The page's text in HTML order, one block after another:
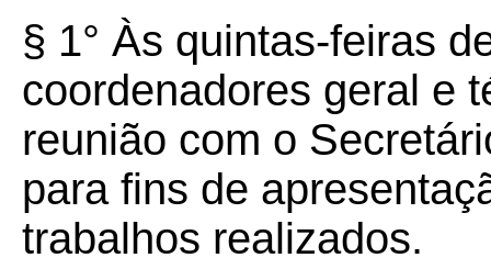
§ 1° Às quintas-feiras
coordenadores geral e
reunião com o
para fins de
trabalhos realizados.